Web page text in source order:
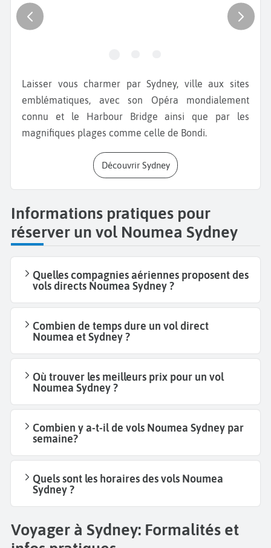
Laisser vous charmer par Sydney, ville aux sites
emblématiques, avec son Opéra mondialement
connu et le Harbour Bridge ainsi que par les
magnifiques plages comme celle de Bondi.
Découvrir Sydney
Informations pratiques pour
réserver un vol Noumea Sydney
Quelles compagnies aériennes proposent des
vols directs Noumea Sydney ?
Combien de temps dure un vol direct
Noumea et Sydney ?
Où trouver les meilleurs prix pour un vol
Noumea Sydney ?
Combien y a-t-il de vols Noumea Sydney par
semaine?
Quels sont les horaires des vols Noumea
Sydney ?
Voyager à Sydney: Formalités et